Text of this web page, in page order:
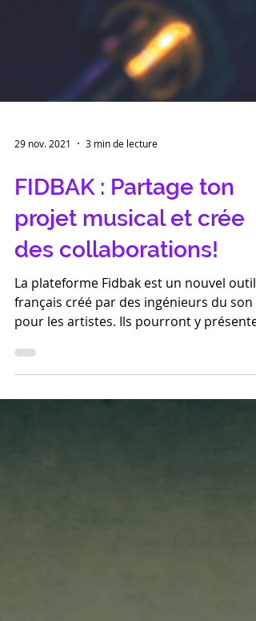
29 nov. 2021 3 min de lecture
FIDBAK : Partage ton
projet musical et crée
des collaborations!
La plateforme Fidbak est un nouvel outil
français créé par des ingénieurs du son